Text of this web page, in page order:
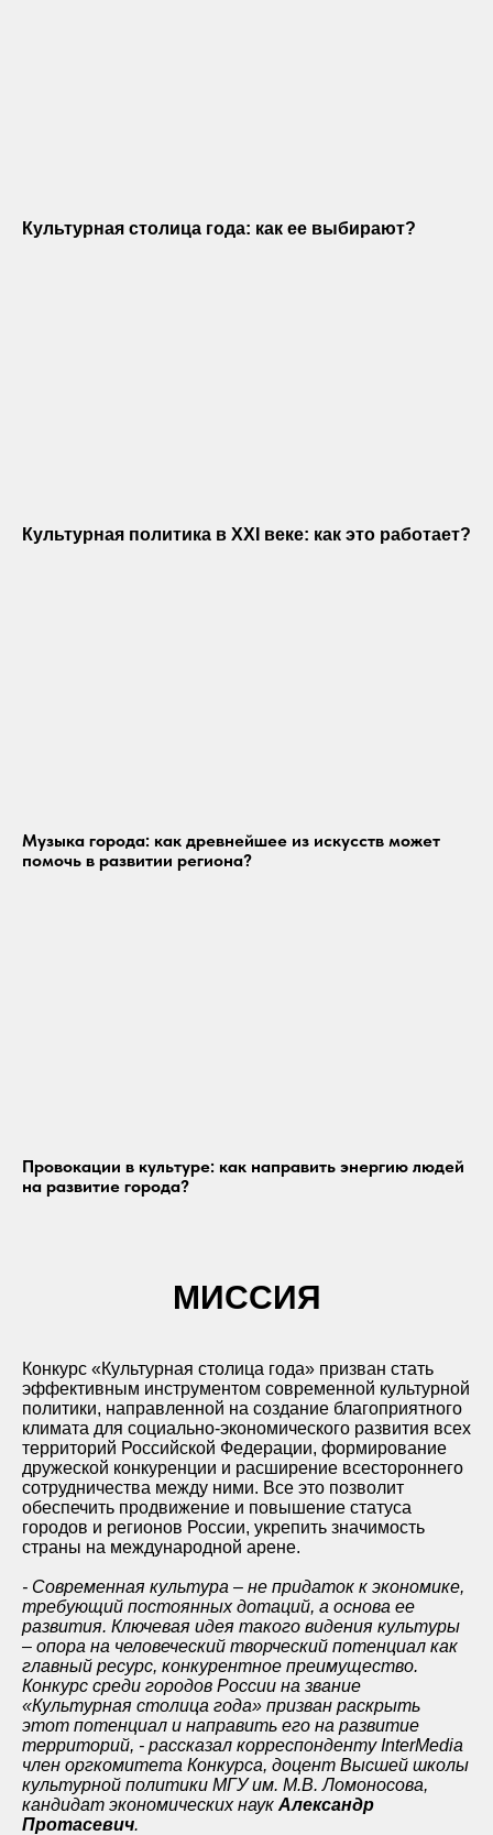
Культурная столица года: как ее выбирают?
Культурная политика в XXI веке: как это работает?
Музыка города: как древнейшее из искусств может
помочь в развитии региона?
Провокации в культуре: как направить энергию людей
на развитие города?
МИССИЯ
Конкурс «Культурная столица года» призван стать
эффективным инструментом современной культурной
политики, направленной на создание благоприятного
климата для социально-экономического развития всех
территорий Российской Федерации, формирование
дружеской конкуренции и расширение всестороннего
сотрудничества между ними. Все это позволит
обеспечить продвижение и повышение статуса
городов и регионов России, укрепить значимость
страны на международной арене.
- Современная культура – не придаток к экономике,
требующий постоянных дотаций, а основа ее
развития. Ключевая идея такого видения культуры
– опора на человеческий творческий потенциал как
главный ресурс, конкурентное преимущество.
Конкурс среди городов России на звание
«Культурная столица года» призван раскрыть
этот потенциал и направить его на развитие
территорий, - рассказал корреспонденту InterMedia
член оргкомитета Конкурса, доцент Высшей школы
культурной политики МГУ им. М.В. Ломоносова,
кандидат экономических наук Александр
Протасевич.